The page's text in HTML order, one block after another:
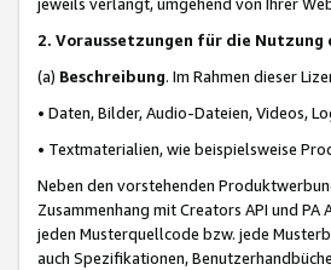
2. Voraussetzungen für die Nutzung
(a) Beschreibung. Im Rahmen dieser
• Daten, Bilder, Audio-Dateien, Videos,
• Textmaterialien, wie beispielsweise
Neben den vorstehenden
Zusammenhang mit Creators API und
jeden Musterquellcode bzw. jede
auch Spezifikationen,